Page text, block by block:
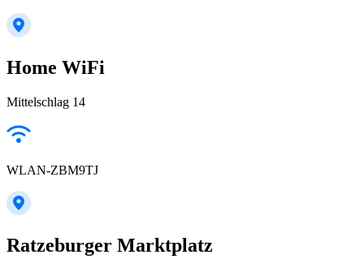
Home WiFi
Mittelschlag 14
WLAN-ZBM9TJ
Ratzeburger Marktplatz